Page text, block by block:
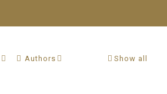
Authors Show all